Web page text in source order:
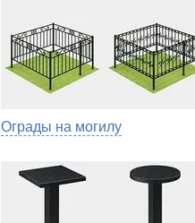
Ограды на могилу